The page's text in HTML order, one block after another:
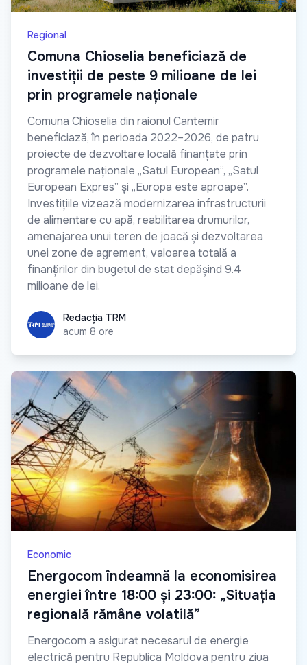
Regional
Comuna Chioselia beneficiază de
investiții de peste 9 milioane de lei
prin programele naționale
Comuna Chioselia din raionul Cantemir
beneficiază, în perioada 2022–2026, de patru
proiecte de dezvoltare locală finanțate prin
programele naționale „Satul European”, „Satul
European Expres” și „Europa este aproape”.
Investițiile vizează modernizarea infrastructurii
de alimentare cu apă, reabilitarea drumurilor,
amenajarea unui teren de joacă și dezvoltarea
unei zone de agrement, valoarea totală a
finanțărilor din bugetul de stat depășind 9.4
milioane de lei.
Redacția TRM
Redacția TRM
acum 8 ore
Economic
Energocom îndeamnă la economisirea
energiei între 18:00 și 23:00: „Situația
regională rămâne volatilă”
Energocom a asigurat necesarul de energie
electrică pentru Republica Moldova pentru ziua